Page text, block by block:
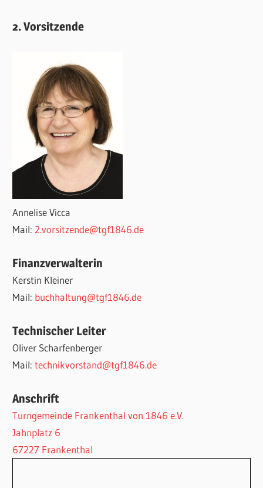
2. Vorsitzende
Annelise Vicca
Mail: 2.vorsitzende@tgf1846.de
Finanzverwalterin
Kerstin Kleiner
Mail: buchhaltung@tgf1846.de
Technischer Leiter
Oliver Scharfenberger
Mail:technikvorstand@tgf1846.de
Anschrift
Turngemeinde Frankenthal von 1846 e.V.
Jahnplatz 6
67227 Frankenthal